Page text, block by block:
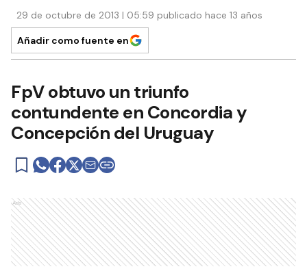
29 de octubre de 2013 | 05:59 publicado hace 13 años
Añadir como fuente en
FpV obtuvo un triunfo
contundente en Concordia y
Concepción del Uruguay
Ads